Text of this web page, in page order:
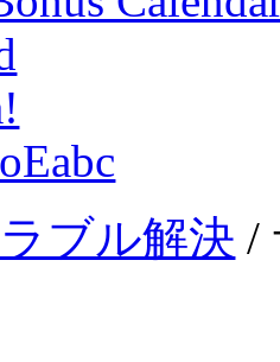
ラブル解決 /